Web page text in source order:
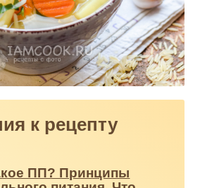
к рецепту
ПП? Принципы